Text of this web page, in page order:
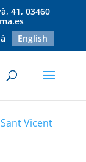
41, 03460
English
Vicent